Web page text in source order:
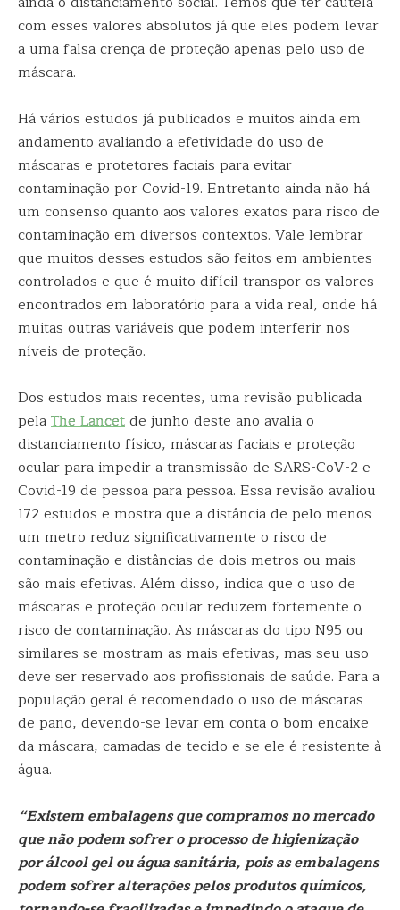
com esses valores absolutos já que eles podem levar
a uma falsa crença de proteção apenas pelo uso de
máscara.
Há vários estudos já publicados e muitos ainda em
andamento avaliando a efetividade do uso de
máscaras e protetores faciais para evitar
contaminação por Covid-19. Entretanto ainda não há
um consenso quanto aos valores exatos para risco de
contaminação em diversos contextos. Vale lembrar
que muitos desses estudos são feitos em ambientes
controlados e que é muito difícil transpor os valores
encontrados em laboratório para a vida real, onde há
muitas outras variáveis que podem interferir nos
níveis de proteção.
Dos estudos mais recentes, uma revisão publicada
pelaThe Lancetde junho deste ano avalia o
distanciamento físico, máscaras faciais e proteção
ocular para impedir a transmissão de SARS-CoV-2 e
Covid-19 de pessoa para pessoa. Essa revisão avaliou
172 estudos e mostra que a distância de pelo menos
um metro reduz significativamente o risco de
contaminação e distâncias de dois metros ou mais
são mais efetivas. Além disso, indica que o uso de
máscaras e proteção ocular reduzem fortemente o
risco de contaminação. As máscaras do tipo N95 ou
similares se mostram as mais efetivas, mas seu uso
deve ser reservado aos profissionais de saúde. Para a
população geral é recomendado o uso de máscaras
de pano, devendo-se levar em conta o bom encaixe
da máscara, camadas de tecido e se ele é resistente à
água.
“Existem embalagens que compramos no mercado
que não podem sofrer o processo de higienização
por álcool gel ou água sanitária, pois as embalagens
podem sofrer alterações pelos produtos químicos,